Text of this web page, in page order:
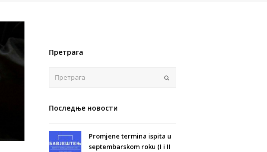
Претрага
Последње новости
Promjene termina ispita u
septembarskom roku (I i II